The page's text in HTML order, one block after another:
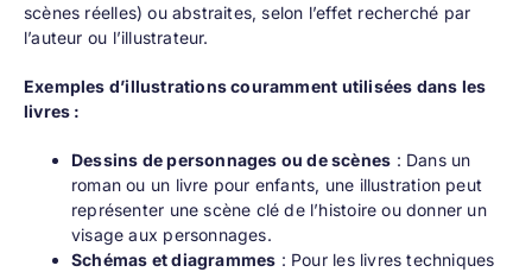
scènes réelles) ou abstraites, selon l’effet recherché par
l’auteur ou l’illustrateur.
Exemples d’illustrations couramment utilisées dans les
livres :
Dessins de personnages ou de scènes : Dans un
roman ou un livre pour enfants, une illustration peut
représenter une scène clé de l’histoire ou donner un
visage aux personnages.
Schémas et diagrammes : Pour les livres techniques